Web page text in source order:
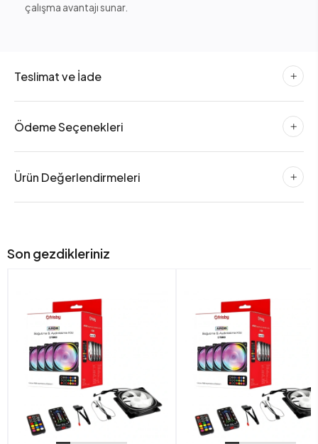
çalışma avantajı sunar.
Teslimat ve İade
Ödeme Seçenekleri
Ürün Değerlendirmeleri
Son gezdikleriniz